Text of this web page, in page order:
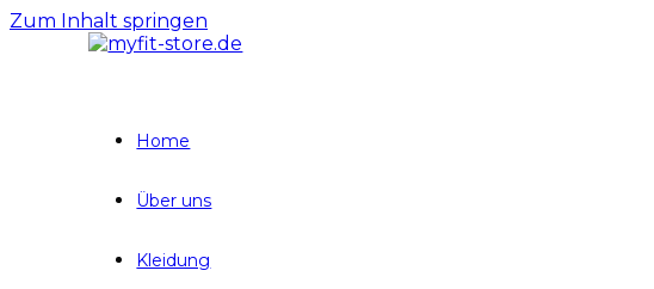
Zum Inhalt springen
Home
Über uns
Kleidung